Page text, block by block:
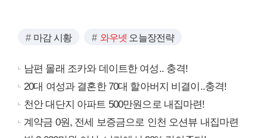
마감 시황 와우넷 오늘장전략
남편 몰래 조카와 데이트한 여성.. 충격!
20대 여성과 결혼한 70대 할아버지 비결이..충격!
천안 대단지 아파트 500만원으로 내집마련!
계약금 0원, 전세 보증금으로 인천 오션뷰 내집마련